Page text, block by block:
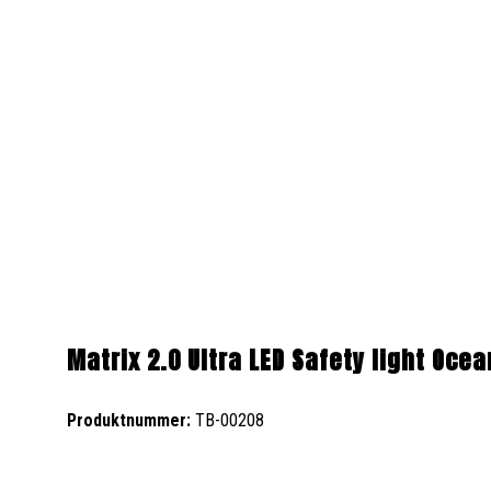
Matrix 2.0 Ultra LED Safety light
Produktnummer: TB-00208